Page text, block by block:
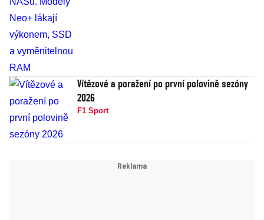
Vítězové a poražení po první polovině sezóny
2026
F1 Sport